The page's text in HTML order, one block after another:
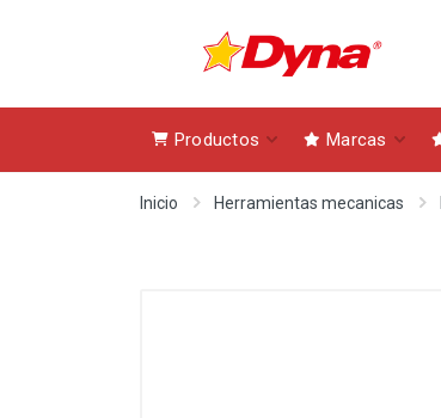
Productos Marcas
Inicio Herramientas mecanicas